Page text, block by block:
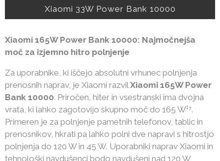
Xiaomi 33W Power Bank 10000
Xiaomi 165W Power Bank 10000: Najmočnejša
moč za izjemno hitro polnjenje
Za uporabnike, ki iščejo absolutni vrhunec polnjenja
prenosnih naprav, je Xiaomi razvilXiaomi 165W Power
Bank 10000. Priročen, hiter in vsestranski ima dvojna
vrata, ki lahko zagotovijo skupno moč do 165 W¹⁷.
Primeren je za polnjenje pametnih telefonov, tablic in
prenosnikov, hkrati pa lahko polni dve napravi s hitrostjo
polnjenja do 120 W in 45 W. Uporabniki naprav Xiaomi in
tehnološki navdušenci bodo navdušeni nad 120 W